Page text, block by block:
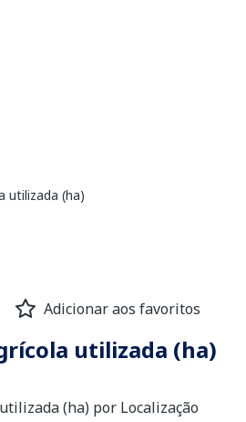
utilizada (ha)
Adicionar aos favoritos
utilizada (ha)
(ha) por Localização